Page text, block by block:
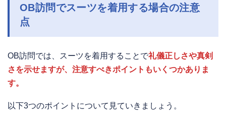
OB訪問でスーツを着用する場合の注意
点
OB訪問では、スーツを着用することで礼儀正しさや真剣
さを示せますが、注意すべきポイントもいくつかありま
す。
以下3つのポイントについて見ていきましょう。